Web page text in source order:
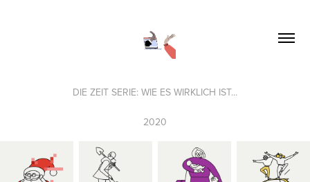
DIE ZEIT SERIE: WIE ES WIRKLICH IST...
2020